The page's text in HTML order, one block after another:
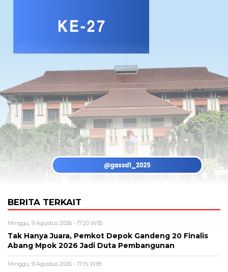
BERITA TERKAIT
Minggu, 9 Agustus 2026 - 17:20 WIB
Tak Hanya Juara, Pemkot Depok Gandeng 20 Finalis
Abang Mpok 2026 Jadi Duta Pembangunan
Minggu, 9 Agustus 2026 - 17:15 WIB